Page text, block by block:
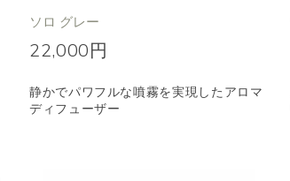
ソロ グレー
22,000円
静かでパワフルな噴霧を実現したアロマ
ディフューザー